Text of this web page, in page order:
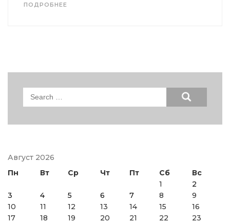
ПОДРОБНЕЕ
Search
Август 2026
Пн
Вт Ср Чт Пт Сб
Вс
1
2
3
4 5 6 7 8
9
10
11 12 13 14 15
16
17
18 19 20 21 22
23